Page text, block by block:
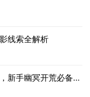
线索全解析
仙王请留步iOS下载官方指南：H5免安装直玩，新手幽冥开荒必备攻略